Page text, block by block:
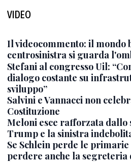
VIDEO
Il videocommento: il mondo
centrosinistra si guarda
Stefani al congresso Uil:
dialogo costante su
sviluppo”
Salvini e Vannacci non
Costituzione
Meloni esce rafforzata dallo
Trump e la sinistra
Se Schlein perde le
perdere anche la segreteria